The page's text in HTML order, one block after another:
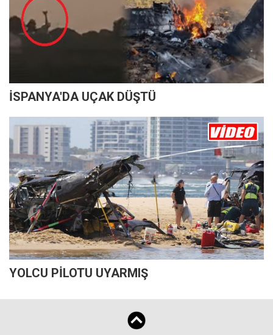
İSPANYA'DA UÇAK DÜŞTÜ
YOLCU PİLOTU UYARMIŞ